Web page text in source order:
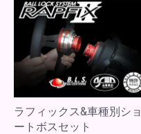
ラフィックス&車種別ショ
ートボスセット